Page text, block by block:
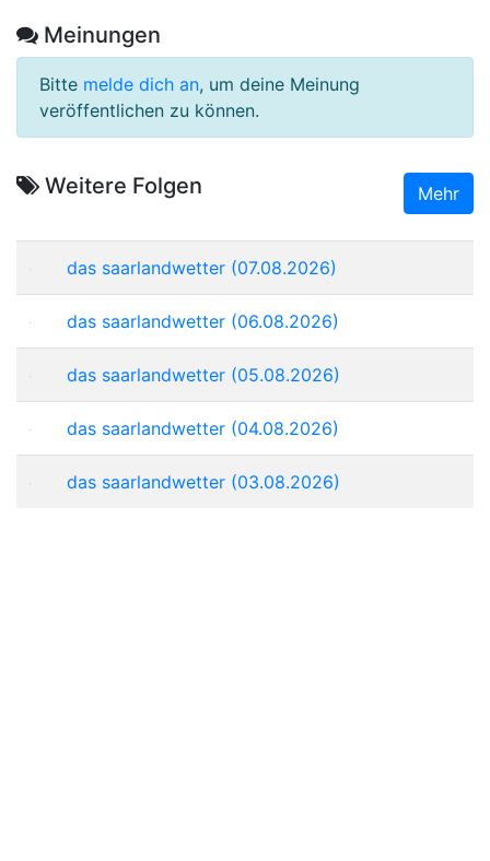
Meinungen
Bitte melde dich an, um deine Meinung
veröffentlichen zu können.
Weitere Folgen Mehr
das saarlandwetter (07.08.2026)
das saarlandwetter (06.08.2026)
das saarlandwetter (05.08.2026)
das saarlandwetter (04.08.2026)
das saarlandwetter (03.08.2026)